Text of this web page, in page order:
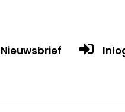
Nieuwsbrief 